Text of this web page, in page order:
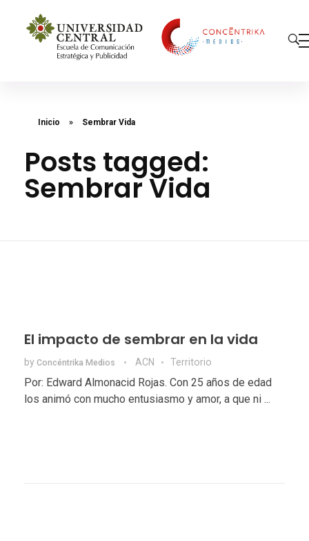
Inicio » Sembrar Vida
Posts tagged:
Sembrar Vida
El impacto de sembrar en la vida
by Concéntrika Medios ACN Territorio
Por: Edward Almonacid Rojas. Con 25 años de edad
los animó con mucho entusiasmo y amor, a que ni ...